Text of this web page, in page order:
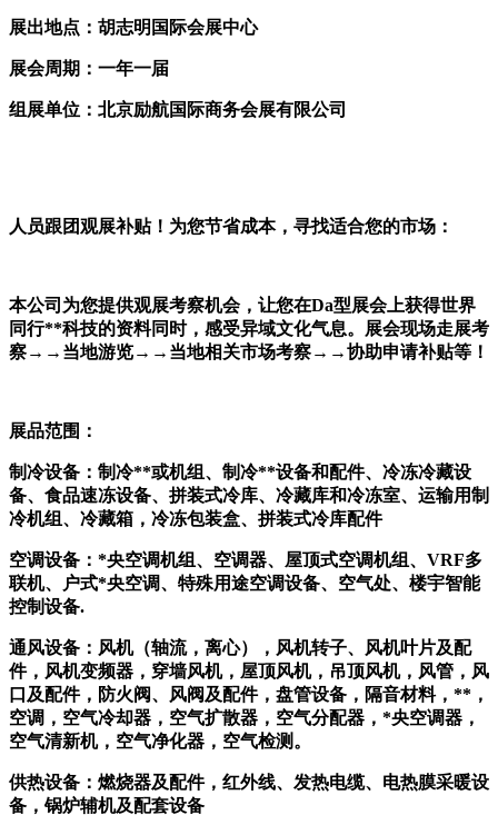
展出地点： 胡志明 国际会展中心
展会周期：一年一届
组展单位：北京励航国际商务会展有限公司
人员跟团观展补贴！为您节省成本，寻找适合您的市场：
本公司为您提供观展考察机会，让您在Da型展会上获得世界
同行**科技的资料同时，感受异域文化气息。展会现场走展考
察→→当地游览→→当地相关市场考察→→协助申请补贴等！
展品范围：
制冷设备：制冷**或机组、制冷**设备和配件、冷冻冷藏设
备、食品速冻设备、拼装式冷库、冷藏库和冷冻室、运输用制
冷机组、冷藏箱，冷冻包装盒、拼装式冷库配件
空调设备： *央空调机组、空调器、屋顶式空调机组、VRF多
联机、户式*央空调、特殊用途空调设备、空气处、楼宇智能
控制设备.
通风设备：风机（轴流，离心），风机转子、风机叶片及配
件，风机变频器，穿墙风机，屋顶风机，吊顶风机，风管，风
口及配件，防火阀、风阀及配件，盘管设备，隔音材料， **，
空调，空气冷却器，空气扩散器，空气分配器，*央空调器，
空气清新机，空气净化器，空气检测。
供热设备：燃烧器及配件，红外线、发热电缆、电热膜采暖设
备，锅炉辅机及配套设备